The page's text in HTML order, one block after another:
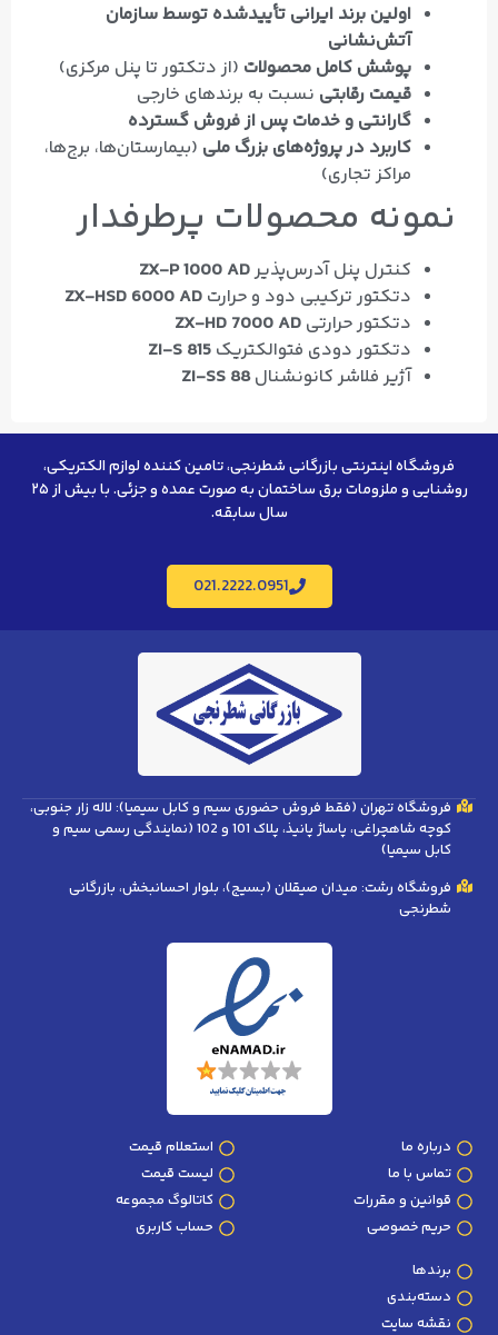
اولین برند ایرانی تأییدشده توسط سازمان
آتش‌نشانی
پوشش کامل محصولات (از دتکتور تا پنل مرکزی)
قیمت رقابتی نسبت به برندهای خارجی
گارانتی و خدمات پس از فروش گسترده
کاربرد در پروژه‌های بزرگ ملی (بیمارستان‌ها، برج‌ها،
مراکز تجاری)
نمونه محصولات پرطرفدار
کنترل پنل آدرس‌پذیرZX-P 1000 AD
دتکتور ترکیبی دود و حرارت ZX-HSD 6000 AD
دتکتور حرارتی ZX-HD 7000 AD
دتکتور دودی فتوالکتریک ZI-S 815
آژیر فلاشر کانونشنالZI-SS 88
فروشگاه اینترنتی بازرگانی شطرنجی، تامین کننده لوازم الکتریکی،
روشنایی و ملزومات برق ساختمان به صورت عمده و جزئی. با بیش از ۲۵
سال سابقه.
021.2222.0951
فروشگاه تهران (فقط فروش حضوری سیم و کابل سیمیا): لاله زار جنوبی،
کوچه شاهچراغی، پاساژ پانیذ، پلاک 101 و 102 (نمایندگی رسمی سیم و
کابل سیمیا)
فروشگاه رشت: میدان صیقلان (بسیج)، بلوار احسانبخش، بازرگانی
شطرنجی
درباره ما
تماس با ما
قوانین و مقررات
حریم خصوصی
استعلام قیمت
لیست قیمت
کاتالوگ مجموعه
حساب کاربری
برندها
دسته‌بندی
نقشه سایت